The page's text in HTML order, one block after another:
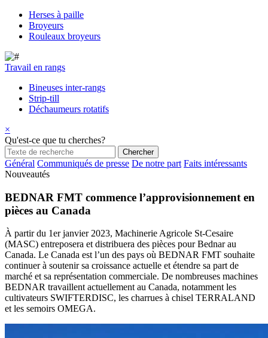
Herses à paille
Broyeurs
Rouleaux broyeurs
Travail en rangs
Bineuses inter-rangs
Strip-till
Déchaumeurs rotatifs
×
Qu'est-ce que tu cherches?
Général Communiqués de presse De notre part Faits intéressants
Nouveautés
BEDNAR FMT commence l’approvisionnement en
pièces au Canada
À partir du 1er janvier 2023, Machinerie Agricole St-Cesaire
(MASC) entreposera et distribuera des pièces pour Bednar au
Canada. Le Canada est l’un des pays où BEDNAR FMT souhaite
continuer à soutenir sa croissance actuelle et étendre sa part de
marché et sa représentation commerciale. De nombreuses machines
BEDNAR travaillent actuellement au Canada, notamment les
cultivateurs SWIFTERDISC, les charrues à chisel TERRALAND
et les semoirs OMEGA.